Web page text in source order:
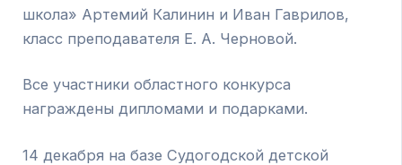
школа» Артемий Калинин и Иван Гаврилов,
класс преподавателя Е. А. Черновой.
Все участники областного конкурса
награждены дипломами и подарками.
14 декабря на базе Судогодской детской